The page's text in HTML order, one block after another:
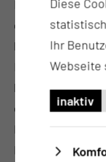
Ein besonderer
der Nutzung
künstlicher
Diagnostik als
beitragen, die
erleichtern und
Patient:innen zu
Prozesse
Ihr
Webseite
inaktiv